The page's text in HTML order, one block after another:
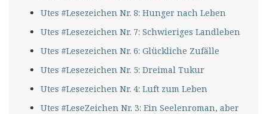
Utes #Lesezeichen Nr. 8: Hunger nach Leben
Utes #Lesezeichen Nr. 7: Schwieriges Landleben
Utes #Lesezeichen Nr. 6: Glückliche Zufälle
Utes #Lesezeichen Nr. 5: Dreimal Tukur
Utes #Lesezeichen Nr. 4: Luft zum Leben
Utes #LeseZeichen Nr. 3: Ein Seelenroman, aber